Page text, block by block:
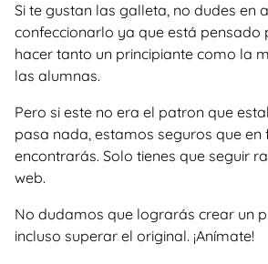
Si te gustan las galleta, no dudes en
confeccionarlo ya que está pensado
hacer tanto un principiante como la
las alumnas.
Pero si este no era el patron que
pasa nada, estamos seguros que en
encontrarás. Solo tienes que seguir
web.
No dudamos que lograrás crear un
incluso superar el original. ¡Anímate!